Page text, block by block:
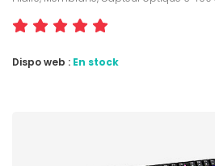
Dispo web : En stock